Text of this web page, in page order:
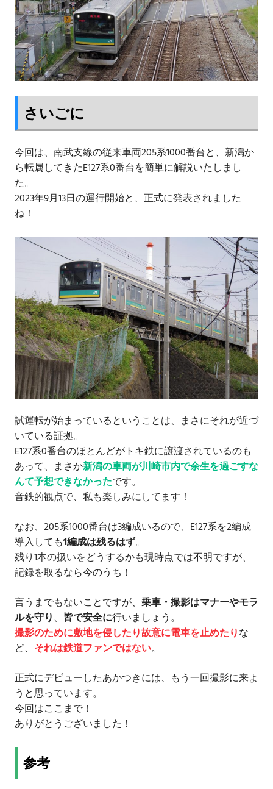
さいごに
今回は、南武支線の従来車両205系1000番台と、新潟か
ら転属してきたE127系0番台を簡単に解説いたしまし
た。
2023年9月13日の運行開始と、正式に発表されました
ね！
試運転が始まっているということは、まさにそれが近づ
いている証拠。
E127系0番台のほとんどがトキ鉄に譲渡されているのも
あって、まさか新潟の車両が川崎市内で余生を過ごすな
んて予想できなかったです。
音鉄的観点で、私も楽しみにしてます！
なお、205系1000番台は3編成いるので、E127系を2編成
導入しても1編成は残るはず。
残り1本の扱いをどうするかも現時点では不明ですが、
記録を取るなら今のうち！
言うまでもないことですが、 乗車・撮影はマナーやモラ
ルを守り、 皆で安全に行いましょう。
撮影のために敷地を侵したり故意に電車を止めたりな
ど、 それは鉄道ファンではない。
正式にデビューしたあかつきには、もう一回撮影に来よ
うと思っています。
今回はここまで！
ありがとうございました！
参考